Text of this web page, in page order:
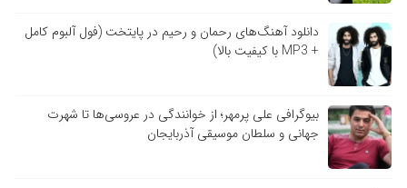
دانلود آهنگ‌های رحمان و رحیم در پایتخت (فول آلبوم کامل
+ MP3 با کیفیت بالا)
بیوگرافی علی پرمهر؛ از خوانندگی در عروسی‌ها تا شهرت
جهانی و سلطان موسیقی آذربایجان